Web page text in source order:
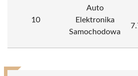
10
Auto
Elektronika
Samochodowa